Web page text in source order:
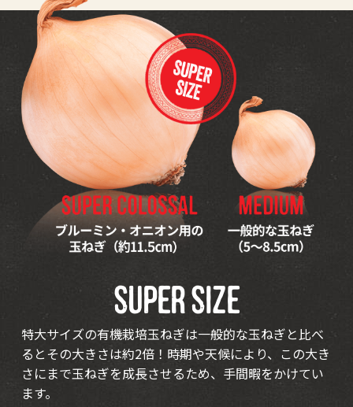
SUPER SIZE
特大サイズの有機栽培玉ねぎは一般的な玉ねぎと比べ
るとその大きさは約2倍！時期や天候により、この大き
さにまで玉ねぎを成長させるため、手間暇をかけてい
ます。